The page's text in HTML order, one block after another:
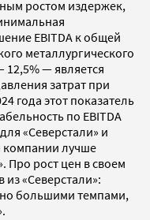
ростом издержек,
ЕBITDA к общей
металлургического
12,5% — является
затрат при
года этот показатель
по EBITDA
«Северстали» и
компании лучше
Про рост цен в своем
«Северстали»:
большими темпами,